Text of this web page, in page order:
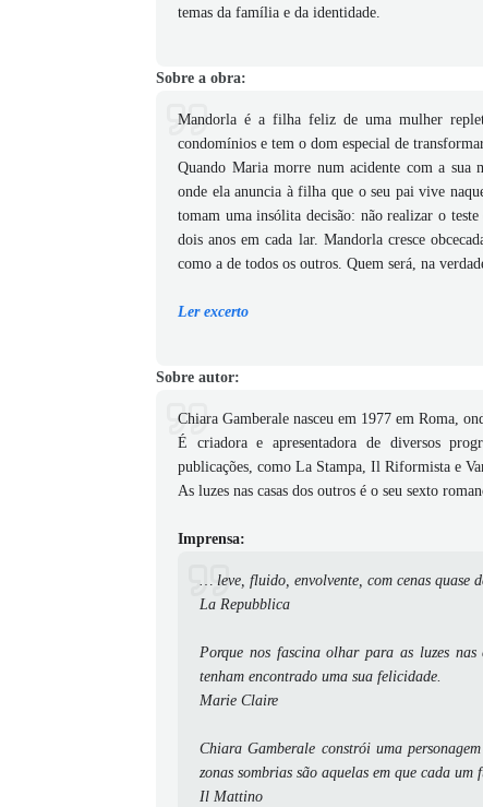
temas da família e da identidade.
Sobre a obra:
Mandorla é a filha feliz de uma mulher
condomínios e tem o dom especial de
Quando Maria morre num acidente com a sua
onde ela anuncia à filha que o seu pai vive
tomam uma insólita decisão: não realizar o
dois anos em cada lar. Mandorla cresce
como a de todos os outros. Quem será, na
Ler excerto
Sobre autor:
Chiara Gamberale nasceu em 1977 em Roma,
É criadora e apresentadora de diversos
publicações, como La Stampa, Il Riformista e
As luzes nas casas dos outros é o seu sexto
Imprensa:
… leve, fluido, envolvente, com cenas quase
La Repubblica
Porque nos fascina olhar para as luzes
tenham encontrado uma sua felicidade.
Marie Claire
Chiara Gamberale constrói uma
zonas sombrias são aquelas em que cada
Il Mattino